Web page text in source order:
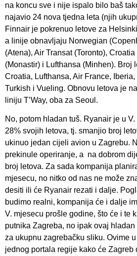
na koncu sve i nije ispalo bilo baš
najavio 24 nova tjedna leta (njih
Finnair je pokrenuo letove za
a linije obnavljaju Norwegian
(Atena), Air Transat (Toronto),
(Monastir) i Lufthansa (Minhen). Broj
Croatia, Lufthansa, Air France, Iberia,
Turkish i Vueling. Obnovu letova je
liniju T’Way, oba za Seoul.
No, potom hladan tuš. Ryanair je u
28% svojih letova, tj. smanjio broj
ukinuo jedan cijeli avion u Zagrebu.
prekinule operiranje, a na dobrom
broj letova. Za sada kompanija
mjesecu, no nitko od nas ne može
desiti ili će Ryanair rezati i dalje.
budimo realni, kompanija će i dalje
V. mjesecu prošle godine, što će i te
putnika Zagreba, no ipak ovaj
za ukupnu zagrebačku sliku. Ovime
jednog portala regije kako će Zagreb